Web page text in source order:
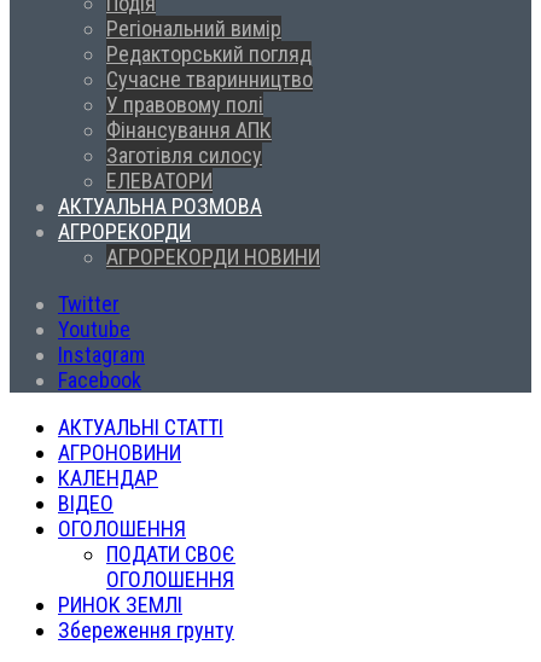
Регіональний вимір
Редакторський погляд
Сучасне тваринництво
У правовому полі
Фінансування АПК
Заготівля силосу
ЕЛЕВАТОРИ
АКТУАЛЬНА РОЗМОВА
АГРОРЕКОРДИ
АГРОРЕКОРДИ НОВИНИ
Twitter
Youtube
Instagram
Facebook
АКТУАЛЬНІ СТАТТІ
АГРОНОВИНИ
КАЛЕНДАР
ВІДЕО
ОГОЛОШЕННЯ
ПОДАТИ СВОЄ
ОГОЛОШЕННЯ
РИНОК ЗЕМЛІ
Збереження грунту